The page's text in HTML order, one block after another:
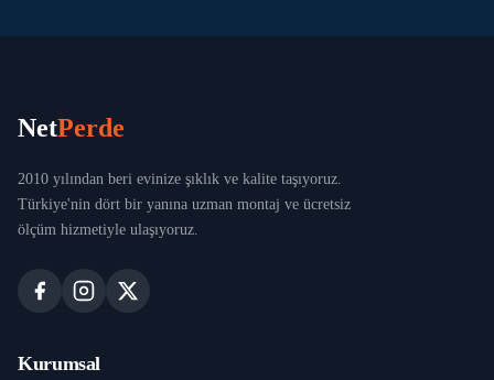
NetPerde
2010 yılından beri evinize şıklık ve kalite taşıyoruz.
Türkiye'nin dört bir yanına uzman montaj ve ücretsiz
ölçüm hizmetiyle ulaşıyoruz.
Kurumsal